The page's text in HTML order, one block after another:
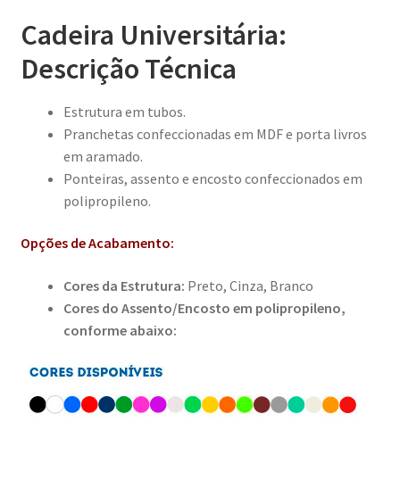
Cadeira Universitária:
Descrição Técnica
Estrutura em tubos.
Pranchetas confeccionadas em MDF e porta livros
em aramado.
Ponteiras, assento e encosto confeccionados em
polipropileno.
Opções de Acabamento:
Cores da Estrutura: Preto, Cinza, Branco
Cores do Assento/Encosto em polipropileno,
conforme abaixo: